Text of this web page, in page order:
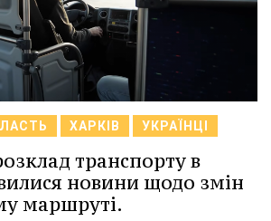
ХАРКІВ УКРАЇНЦІ
транспорту в
новини щодо змін
маршруті.